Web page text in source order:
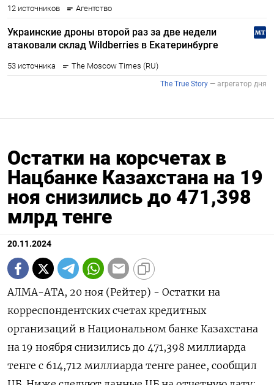
Остатки на корсчетах в
Нацбанке Казахстана на 19
ноя снизились до 471,398
млрд тенге
20.11.2024
АЛМА-АТА, 20 ноя (Рейтер) - Остатки на
корреспондентских счетах кредитных
организаций в Национальном банке Казахстана
на 19 ноября снизились до 471,398 миллиарда
тенге с 614,712 миллиарда тенге ранее, сообщил